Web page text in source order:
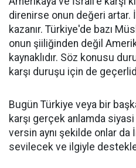
direnirse onun değeri artar.
kazanır. Türkiye'de bazı
onun şiiliğinden değil
kaynaklıdır. Söz konusu
karşı duruşu için de
Bugün Türkiye veya bir
karşı gerçek anlamda
versin aynı şekilde onlar da
sevilecek ve ilgiyle